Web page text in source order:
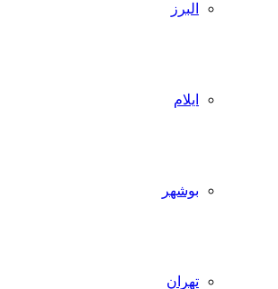
البرز
ایلام
بوشهر
تهران